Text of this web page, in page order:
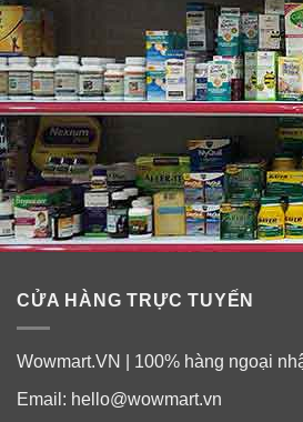
✓ Tăng cường khả năng hấp
bước dưỡng da tiếp theo.
✓ Dưỡng ẩm cho làn da mềm mại
✓ Bổ sung dưỡng chất nuôi
khỏe mạnh từ bên trong.
✓ Ngăn chặn quá trình lão hóa da.
CỬA HÀNG TRỰC TUYẾN
Wowmart.VN | 100% hàng ngoại
Email: hello@wowmart.vn